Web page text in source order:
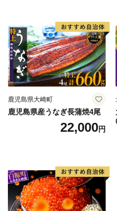
鹿児島県大崎町
鹿児島県産うなぎ長蒲焼4尾
22,000円